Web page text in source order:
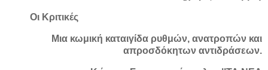
Οι Κριτικές
Μια κωμική καταιγίδα ρυθμών, ανατροπών και
απροσδόκητων αντιδράσεων.